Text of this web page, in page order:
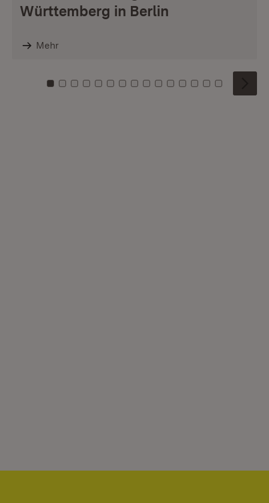
Württemberg in Berlin
Mehr
Zu Kachel: 0
Zu Kachel: 1
Zu Kachel: 2
Zu Kachel: 3
Zu Kachel: 4
Zu Kachel: 5
Zu Kachel: 6
Zu Kachel: 7
Zu Kachel: 8
Zu Kachel: 9
Zu Kachel: 10
Zu Kachel: 11
Zu Kachel: 12
Zu Kachel:
Zu